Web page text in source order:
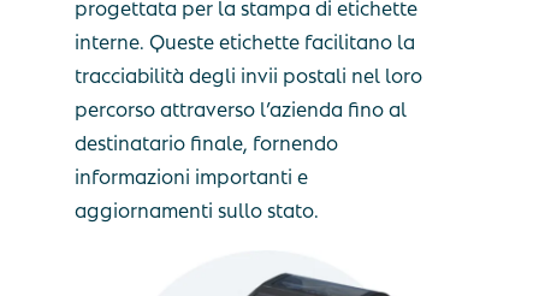
progettata per la stampa di etichette
interne. Queste etichette facilitano la
tracciabilità degli invii postali nel loro
percorso attraverso l’azienda fino al
destinatario finale, fornendo
informazioni importanti e
aggiornamenti sullo stato.